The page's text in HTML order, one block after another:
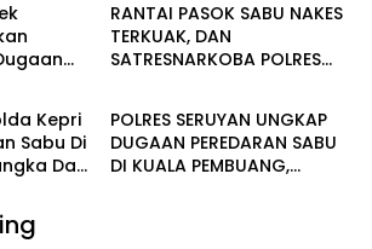
RANTAI PASOK SABU NAKES
TERKUAK, DAN
SATRESNARKOBA POLRES
Kepri
Sabu Di
Dan
HUKUM & KRIMINALITAS
POLRES SERUYAN UNGKAP
DUGAAN PEREDARAN SABU
DI KUALA PEMBUANG,